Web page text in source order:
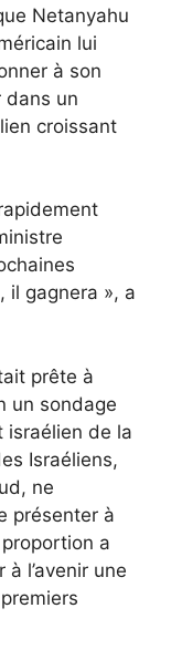
Netanyahu
lui
à son
dans un
croissant
il gagnera », a
prête à
un sondage
israélien de la
Israéliens,
ne
présenter à
a
l’avenir une